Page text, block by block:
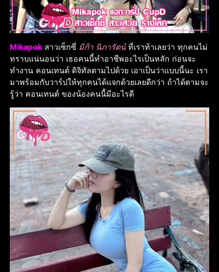
Mikapok สาวเซ็กซี่ มิก้า นิภารัตน์ที่เราท้าเลยว่า ทุกคนไม่
ทราบแน่นอนว่า เธอคนนี้ทำอาชีพอะไรเป็นหลัก ก่อนจะ
ทำงาน คอนเทนต์ ดิจิทัลตามไปด้วย เอาเป็นว่าแบบนี้นะ เรา
มาพร้อมกับวาร์ปให้ทุกคนได้แจกด้วยเลยดีกว่า ถ้าได้ตามจะ
รู้ว่า คอนเทนต์ ของน้องคนนี้มีอะไรดี